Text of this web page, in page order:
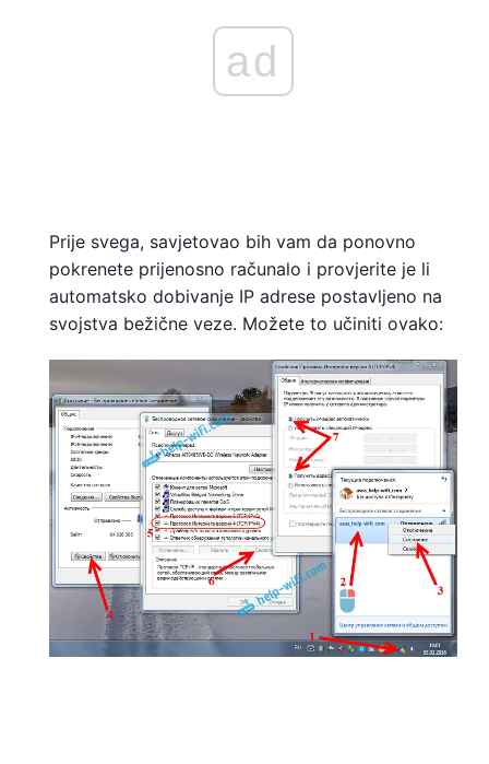
ad
Prije svega, savjetovao bih vam da ponovno
pokrenete prijenosno računalo i provjerite je li
automatsko dobivanje IP adrese postavljeno na
svojstva bežične veze. Možete to učiniti ovako: